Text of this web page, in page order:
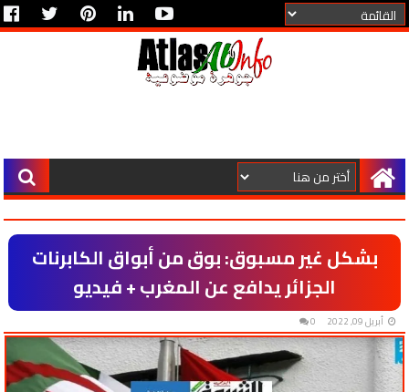
بشكل غير مسبوق: بوق من أبواق الكابرنات
الجزائر يدافع عن المغرب + فيديو
أبريل 09, 2022 0